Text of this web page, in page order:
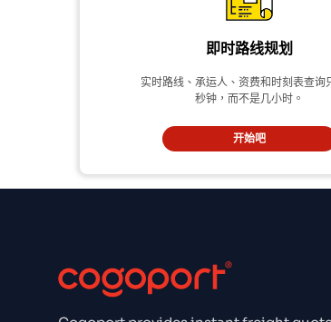
即时路线规划
实时路线、承运人、资费和时刻表查询
秒钟，而不是几小时。
开始吧